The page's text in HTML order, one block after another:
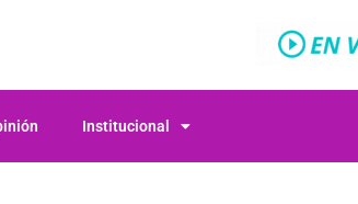
Institucional